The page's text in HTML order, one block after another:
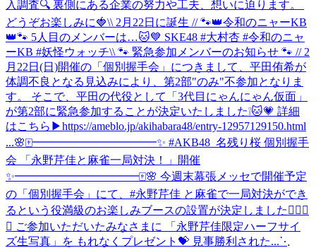
入調査🔍 ‎裏側にある企業の努力や工夫、想いに迫ります。 ‎
どうぞお楽しみに🍓\\ 2月22日に誕生 // 🐾👑令和のニャーKB
👑🐾 5人目のメンバーは…🐱💙 SKE48 #大村杏 #令和のニャ
ーKB #妖怪ウォッチ\\ 🐾 緊急参加メンバーのお知らせ 🐾 // 2
月22日(日)開催の「個別握手会」につきまして、平田侑希が
体調不良となる見込みにより、第2部"のみ"不参加となりま
す。 そこで、平田の代役として「3代目にゃんにゃん仮面」
が第2部に緊急参加することが決定いたしました❕🐱💗 詳細
はこちら▶https://ameblo.jp/akihabara48/entry-12957129150.html
...🌸🀄️━━━━━━━━━━━✨ #AKB48_名残り桜 個別握手
会 「永野芹佳と麻雀一局対決！」開催
✨━━━━━━━━━━━🀄️🌸 今週末幕張メッセで開催予定
の「個別握手会」にて、#永野芹佳 と麻雀で一局対決ができ
るという役満級のお楽しみブースの設置が決定しました✊🏻🎯
💖 ご参加いただいたみなさまに 「永野芹佳限定ハーフサイ
ズ生写真」を もれなくプレゼント💝 見事勝利された...⋱